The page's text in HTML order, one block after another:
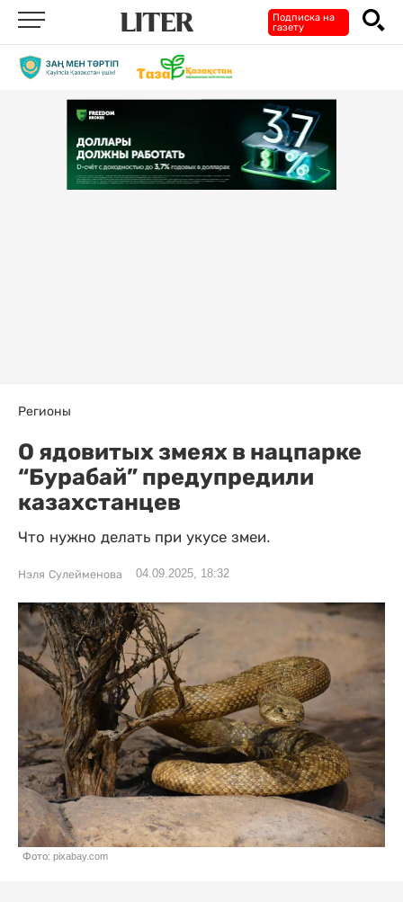
Подписка на
газету
Регионы
О ядовитых змеях в нацпарке
“Бурабай” предупредили
казахстанцев
Что нужно делать при укусе змеи.
Нэля Сулейменова 04.09.2025, 18:32
Фото: pixabay.com